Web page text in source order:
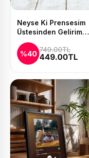
Neyse Ki Prensesim
Üstesinden Gelirim
Baskılı Kupa ve Yastık
Seti
%40 749.00TL
449.00TL